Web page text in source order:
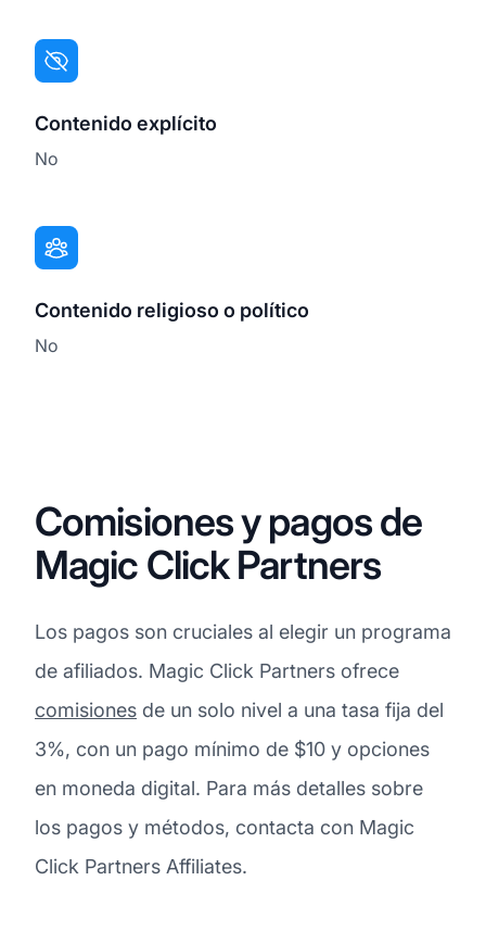
Contenido explícito
No
Contenido religioso o político
No
Comisiones y pagos de
Magic Click Partners
Los pagos son cruciales al elegir un programa
de afiliados. Magic Click Partners ofrece
comisiones de un solo nivel a una tasa fija del
3%, con un pago mínimo de $10 y opciones
en moneda digital. Para más detalles sobre
los pagos y métodos, contacta con Magic
Click Partners Affiliates.